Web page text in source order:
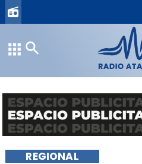
REGIONAL